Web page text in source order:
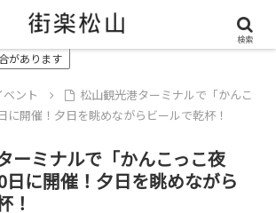
を“オモシロク”する地域情報メディア ／
があります
ベント
松山観光港ターミナルで「かんこ
に開催！夕日を眺めながらビールで乾杯！
ーミナルで「かんこっこ夜
日に開催！夕日を眺めながら
！
検索